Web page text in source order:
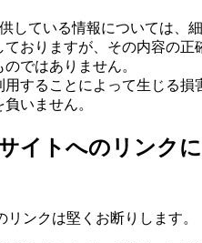
している情報については、細
おりますが、その内容の正
ではありません。
することによって生じる損
いません。
イトへのリンクに
ンクは堅くお断りします。